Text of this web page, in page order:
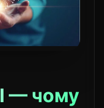
— чому